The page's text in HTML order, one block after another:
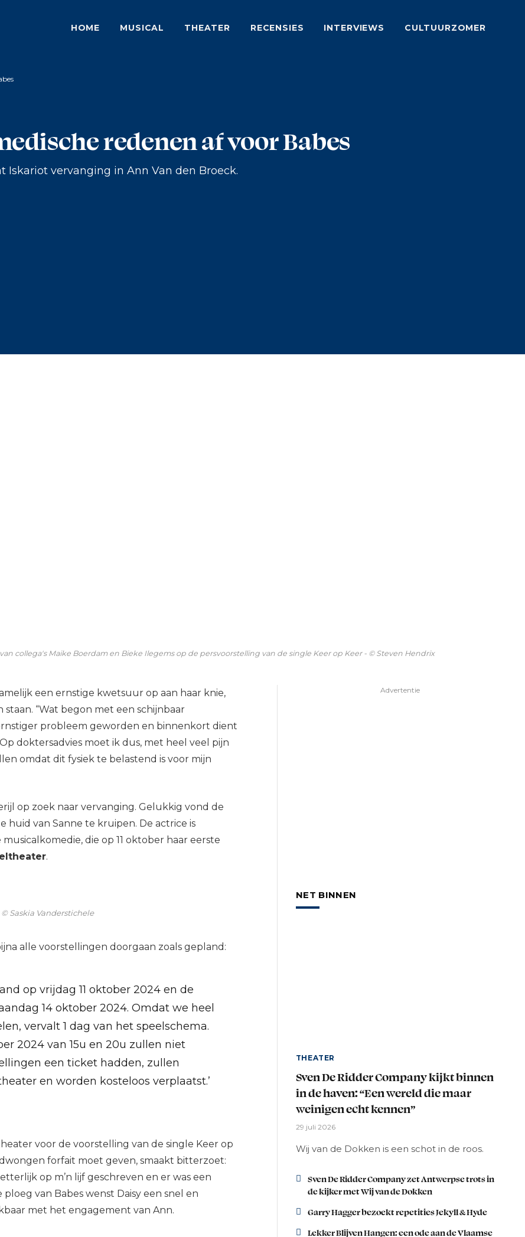
HOME MUSICAL THEATER RECENSIES INTERVIEWS CULTUURZOMER
redenen af voor Babes
vervanging in Ann Van den Broeck.
collega's Maike Boerdam en Bieke Ilegems op de persvoorstelling van de single Keer op Keer - © Steven Hendrix
een ernstige kwetsuur op aan haar knie,
“Wat begon met een schijnbaar
probleem geworden en binnenkort dient
doktersadvies moet ik dus, met heel veel pijn
omdat dit fysiek te belastend is voor mijn
op zoek naar vervanging. Gelukkig vond de
huid van Sanne te kruipen. De actrice is
die op 11 oktober haar eerste
.
Saskia Vanderstichele
alle voorstellingen doorgaan zoals gepland:
op vrijdag 11 oktober 2024 en de
14 oktober 2024. Omdat we heel
vervalt 1 dag van het speelschema.
2024 van 15u en 20u zullen niet
een ticket hadden, zullen
en worden kosteloos verplaatst.’
voor de voorstelling van de single Keer op
forfait moet geven, smaakt bitterzoet:
op m’n lijf geschreven en er was een
van Babes wenst Daisy een snel en
met het engagement van Ann.
Advertentie
NET BINNEN
THEATER
Sven De Ridder Company kijkt binnen
in de haven: “Een wereld die maar
weinigen echt kennen”
29 juli 2026
Wij van de Dokken is een schot in de roos.
Sven De Ridder Company zet Antwerpse trots in
de kijker met Wij van de Dokken
Garry Hagger bezoekt repetities Jekyll & Hyde
Lekker Blijven Hangen: een ode aan de Vlaamse